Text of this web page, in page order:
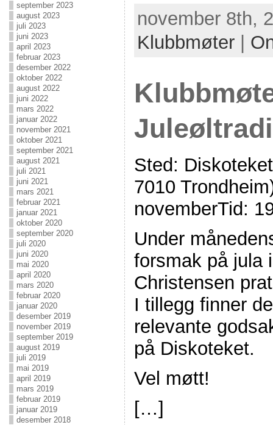
september 2023
august 2023
juli 2023
juni 2023
april 2023
februar 2023
desember 2022
oktober 2022
august 2022
juni 2022
mars 2022
januar 2022
november 2021
oktober 2021
september 2021
august 2021
juli 2021
juni 2021
mars 2021
februar 2021
januar 2021
oktober 2020
september 2020
juli 2020
juni 2020
mai 2020
april 2020
mars 2020
februar 2020
januar 2020
desember 2019
november 2019
september 2019
august 2019
juli 2019
mai 2019
april 2019
mars 2019
februar 2019
januar 2019
desember 2018
november 8th,
Klubbmøter|
Sted:
7010
novemberTid:
Under
forsmak på jula
Christensen
I tillegg finner
relevante
på Diskoteket.
Vel møtt!
[…]